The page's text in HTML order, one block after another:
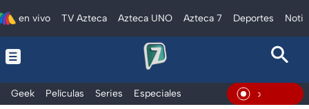
en vivo TV Azteca Azteca UNO Azteca 7 Deportes
Geek Películas Series Especiales En Vivo